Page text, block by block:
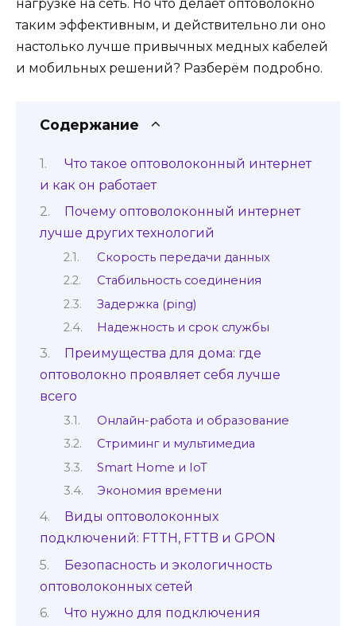
нагрузке на сеть. Но что делает оптоволокно
таким эффективным, и действительно ли оно
настолько лучше привычных медных кабелей
и мобильных решений? Разберём подробно.
Содержание
Что такое оптоволоконный интернет
и как он работает
Почему оптоволоконный интернет
лучше других технологий
Скорость передачи данных
Стабильность соединения
Задержка (ping)
Надежность и срок службы
Преимущества для дома: где
оптоволокно проявляет себя лучше
всего
Онлайн-работа и образование
Стриминг и мультимедиа
Smart Home и IoT
Экономия времени
Виды оптоволоконных
подключений: FTTH, FTTB и GPON
Безопасность и экологичность
оптоволоконных сетей
Что нужно для подключения